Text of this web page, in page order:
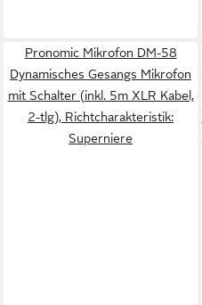
Pronomic Mikrofon DM-58
Dynamisches Gesangs Mikrofon
mit Schalter (inkl. 5m XLR Kabel,
2-tlg), Richtcharakteristik:
Superniere